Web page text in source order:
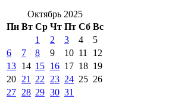
Октябрь 2025
Пн Вт Ср Чт Пт Сб Вс
1
2 3 4
5
6
7 8 9 10 11
12
13 14 15 16 17 18 19
20 21 22 23 24 25 26
27 28 29 30 31